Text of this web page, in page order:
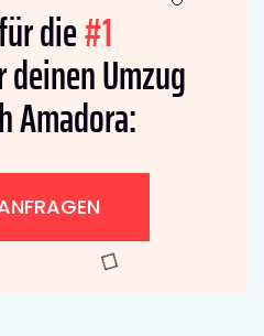
die#1
Umzug
Amadora: